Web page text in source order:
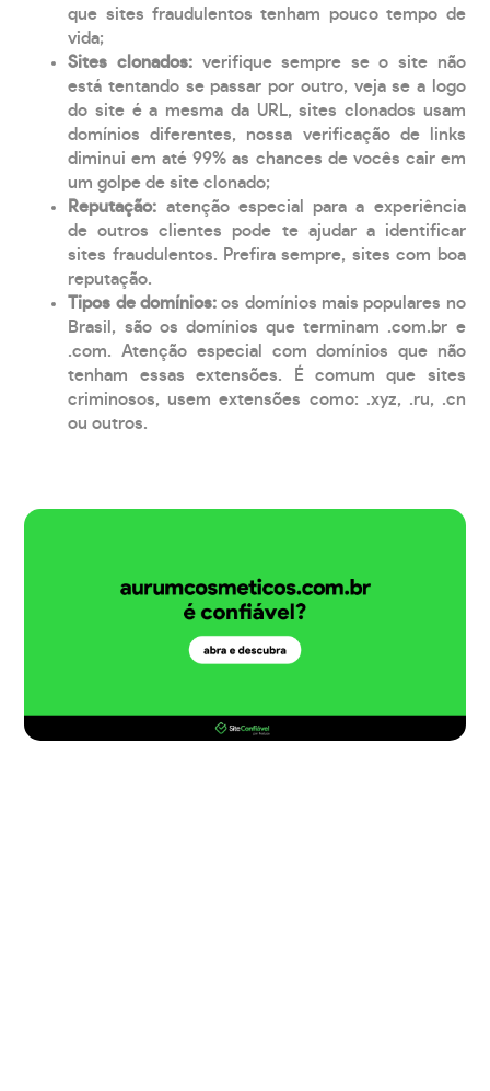
que sites fraudulentos tenham pouco tempo de
vida;
Sites clonados: verifique sempre se o site não
está tentando se passar por outro, veja se a logo
do site é a mesma da URL, sites clonados usam
domínios diferentes, nossa verificação de links
diminui em até 99% as chances de vocês cair em
um golpe de site clonado;
Reputação: atenção especial para a experiência
de outros clientes pode te ajudar a identificar
sites fraudulentos. Prefira sempre, sites com boa
reputação.
Tipos de domínios:os domínios mais populares no
Brasil, são os domínios que terminam .com.br e
.com. Atenção especial com domínios que não
tenham essas extensões. É comum que sites
criminosos, usem extensões como: .xyz, .ru, .cn
ou outros.